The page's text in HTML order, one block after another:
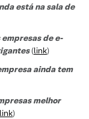
está na sala de
de e-
(link)
ainda tem
melhor
link)